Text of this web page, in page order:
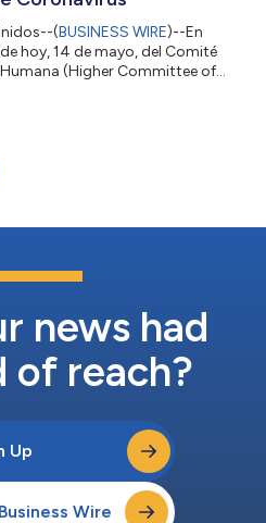
(BUSINESS WIRE)--En
hoy, 14 de mayo, del Comité
(Higher Committee of
fin de la pandemia de COVID-19, y
científicos, a fin de que
news had
of reach?
Up
Wire